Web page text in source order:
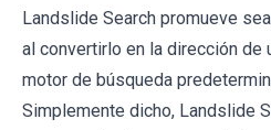
Landslide Search promueve
al convertirlo en la dirección de
motor de búsqueda
Simplemente dicho, Landslide